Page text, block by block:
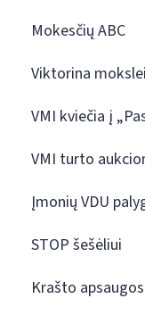
Mokesčių ABC
Viktorina
VMI kviečia į
VMI turto
Įmonių VDU
STOP šešėliui
Krašto